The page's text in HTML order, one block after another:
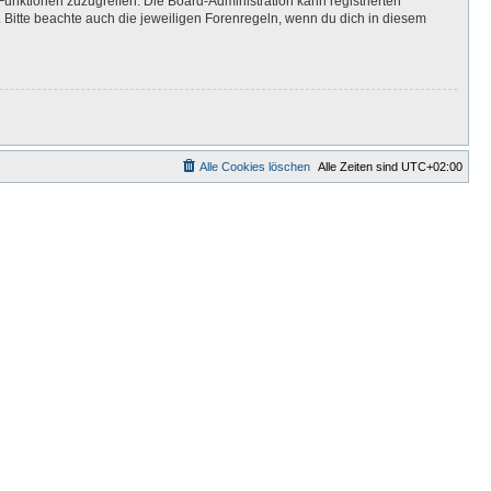
beachte auch die jeweiligen Forenregeln, wenn du dich in diesem
Alle Zeiten sind UTC+02:00
Alle Cookies löschen